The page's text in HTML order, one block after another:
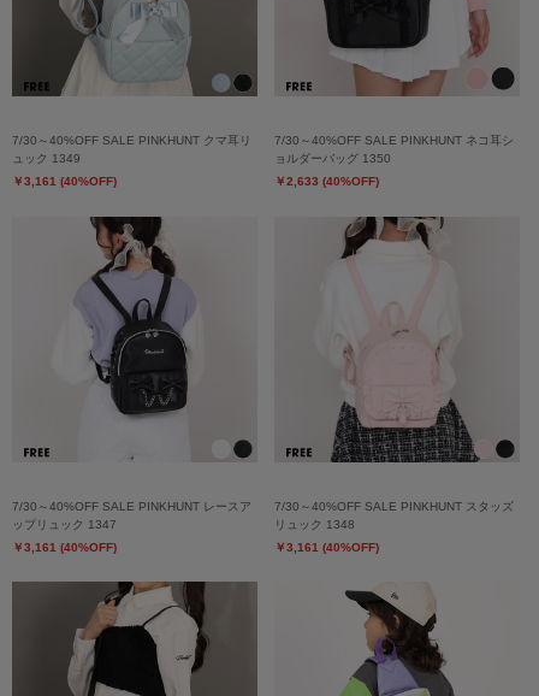
7/30～40%OFF SALE PINKHUNT クマ耳リ
ュック 1349
￥3,161 (40%OFF)
7/30～40%OFF SALE PINKHUNT ネコ耳シ
ョルダーバッグ 1350
￥2,633 (40%OFF)
7/30～40%OFF SALE PINKHUNT レースア
ップリュック 1347
￥3,161 (40%OFF)
7/30～40%OFF SALE PINKHUNT スタッズ
リュック 1348
￥3,161 (40%OFF)